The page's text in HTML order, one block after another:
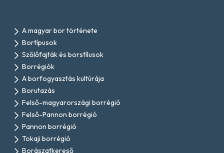
A magyar bor története
Bortípusok
Szőlőfajták és borstílusok
Borrégiók
A borfogyasztás kultúrája
Borutazás
Felső-magyarországi borrégió
Felső-Pannon borrégió
Pannon borrégió
Tokaji borrégió
Borászatkereső